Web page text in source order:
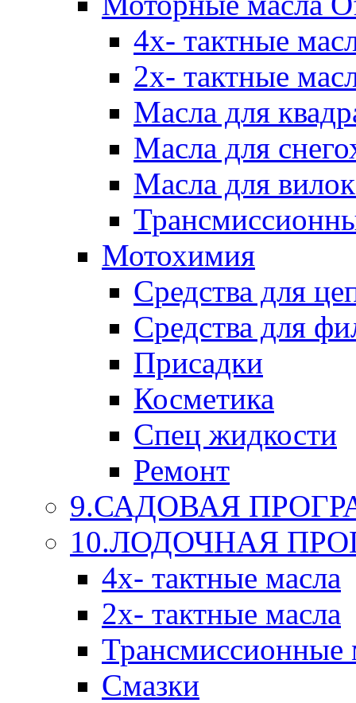
4х- тактные
2х- тактные
Масла для
Масла для
Масла для
Мотохимия
Средства для
Средства для
Присадки
Косметика
Спец жидкости
Ремонт
9.САДОВАЯ
10.ЛОДОЧНАЯ
4х- тактные масла
2х- тактные масла
Трансмиссионные
Смазки